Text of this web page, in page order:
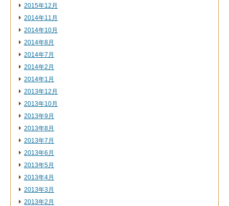
2015年12月
2014年11月
2014年10月
2014年8月
2014年7月
2014年2月
2014年1月
2013年12月
2013年10月
2013年9月
2013年8月
2013年7月
2013年6月
2013年5月
2013年4月
2013年3月
2013年2月